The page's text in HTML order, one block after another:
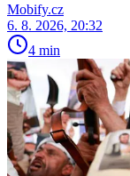
Mobify.cz
6. 8. 2026, 20:32
4 min